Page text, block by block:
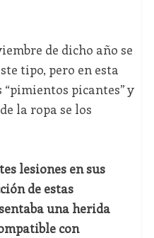
de dicho año se
tipo, pero en esta
“pimientos picantes” y
la ropa se los
lesiones en sus
de estas
una herida
con